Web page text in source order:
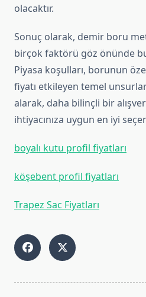
olacaktır.
Sonuç olarak, demir boru
birçok faktörü göz önünde
Piyasa koşulları, borunun
fiyatı etkileyen temel
alarak, daha bilinçli bir
ihtiyacınıza uygun en iyi
boyalı kutu profil fiyatları
köşebent profil fiyatları
Trapez Sac Fiyatları